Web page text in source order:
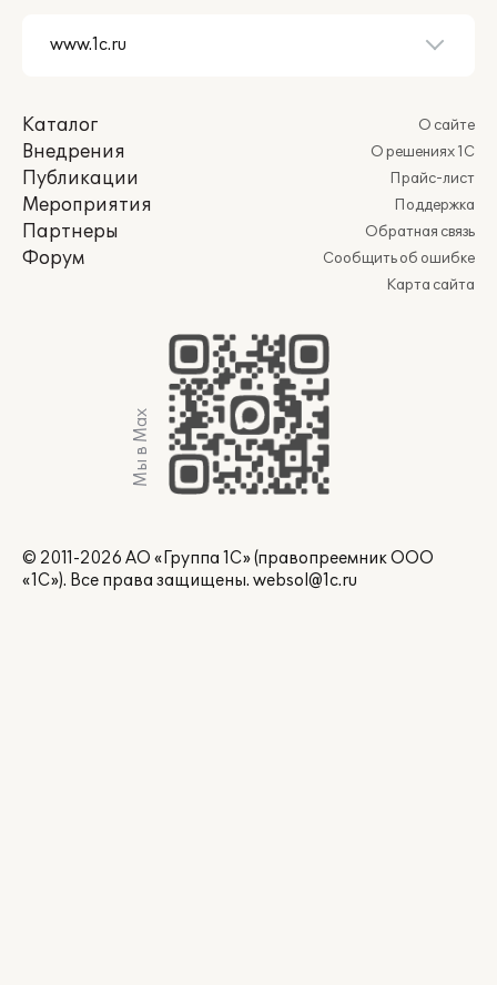
Каталог
Внедрения
Публикации
Мероприятия
Партнеры
Форум
О сайте
О решениях 1С
Прайс-лист
Поддержка
Обратная связь
Сообщить об ошибке
Карта сайта
Мы в Max
© 2011-2026 АО «Группа 1С» (правопреемник ООО
«1С»). Все права защищены. websol@1c.ru